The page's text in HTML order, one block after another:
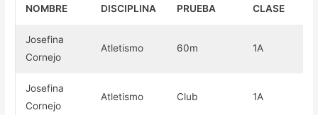
NOMBRE DISCIPLINA PRUEBA CLASE
Josefina
Cornejo
Atletismo 60m 1A
Josefina
Cornejo
Atletismo Club 1A